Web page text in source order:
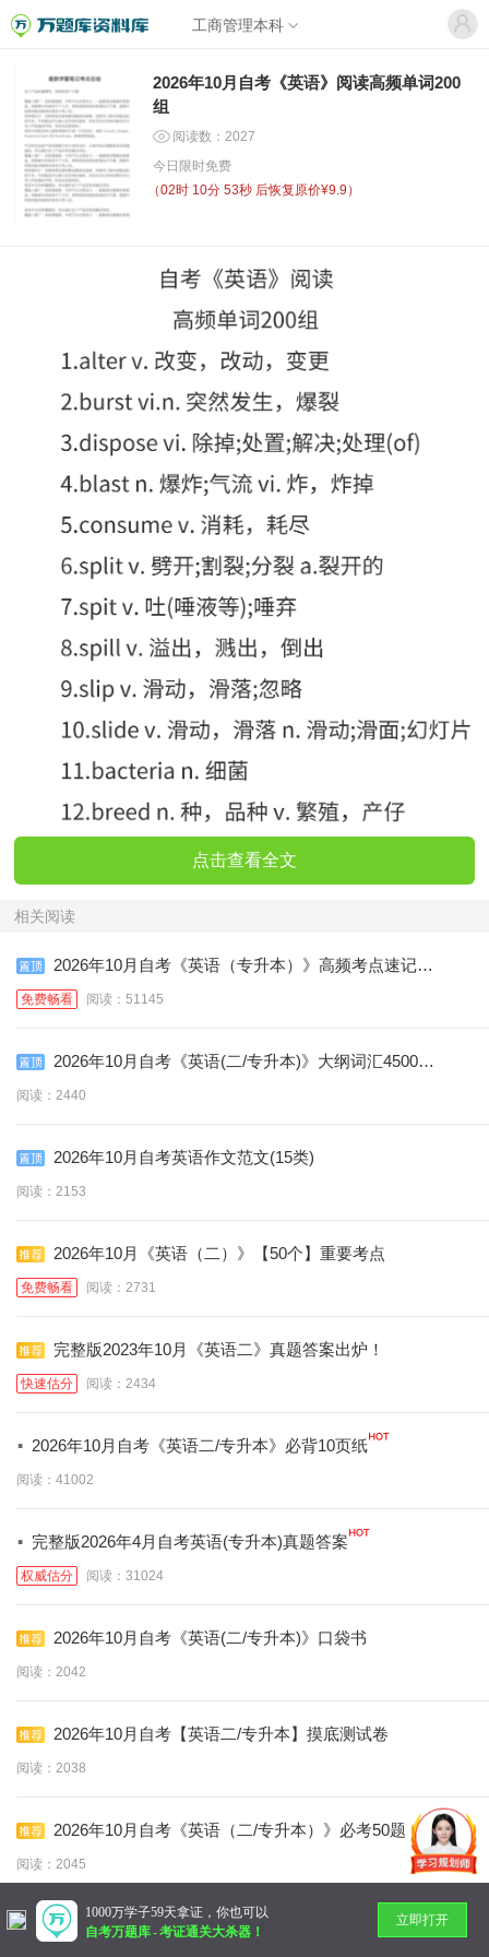
工商管理本科
2026年10月自考《英语》阅读高频单词200
组
阅读数：2027
今日限时免费
（02时 10分 53秒 后恢复原价¥9.9）
点击查看全文
相关阅读
2026年10月自考《英语（专升本）》高频考点速记口
诀
免费畅看 阅读：51145
2026年10月自考《英语(二/专升本)》大纲词汇4500个
(含音标)
阅读：2440
2026年10月自考英语作文范文(15类)
阅读：2153
2026年10月《英语（二）》【50个】重要考点
免费畅看 阅读：2731
完整版2023年10月《英语二》真题答案出炉！
快速估分 阅读：2434
· 2026年10月自考《英语二/专升本》必背10页纸
阅读：41002
· 完整版2026年4月自考英语(专升本)真题答案
权威估分 阅读：31024
2026年10月自考《英语(二/专升本)》口袋书
阅读：2042
2026年10月自考【英语二/专升本】摸底测试卷
阅读：2038
2026年10月自考《英语（二/专升本）》必考50题
阅读：2045
暂无更多
1000万学子59天拿证，你也可以
自考万题库-考证通关大杀器！
立即打开